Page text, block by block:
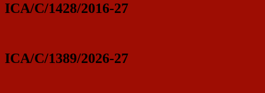
ICA/C/1428/2016-27
ICA/C/1389/2026-27